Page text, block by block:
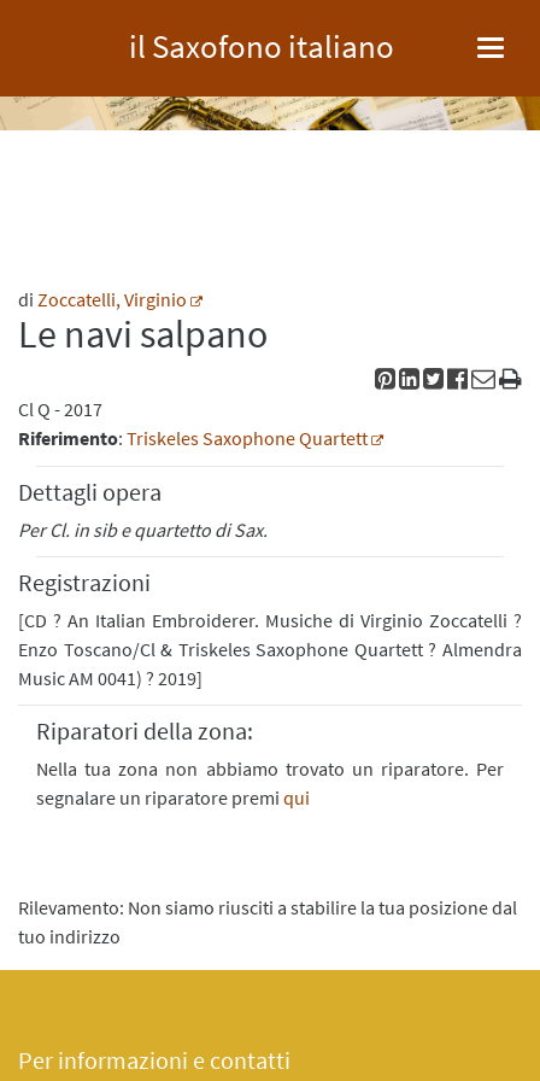
il Saxofono italiano
di Zoccatelli, Virginio
Le navi salpano
Cl Q - 2017
Riferimento: Triskeles Saxophone Quartett
Dettagli opera
Per Cl. in sib e quartetto di Sax.
Registrazioni
[CD ? An Italian Embroiderer. Musiche di Virginio Zoccatelli ?
Enzo Toscano/Cl & Triskeles Saxophone Quartett ? Almendra
Music AM 0041) ? 2019]
Riparatori della zona:
Nella tua zona non abbiamo trovato un riparatore. Per
segnalare un riparatore premi qui
Rilevamento: Non siamo riusciti a stabilire la tua posizione dal
tuo indirizzo
Per informazioni e contatti